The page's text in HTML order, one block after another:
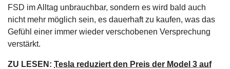
FSD im Alltag unbrauchbar, sondern es wird bald auch
nicht mehr möglich sein, es dauerhaft zu kaufen, was das
Gefühl einer immer wieder verschobenen Versprechung
verstärkt.
ZU LESEN: Tesla reduziert den Preis der Model 3 auf